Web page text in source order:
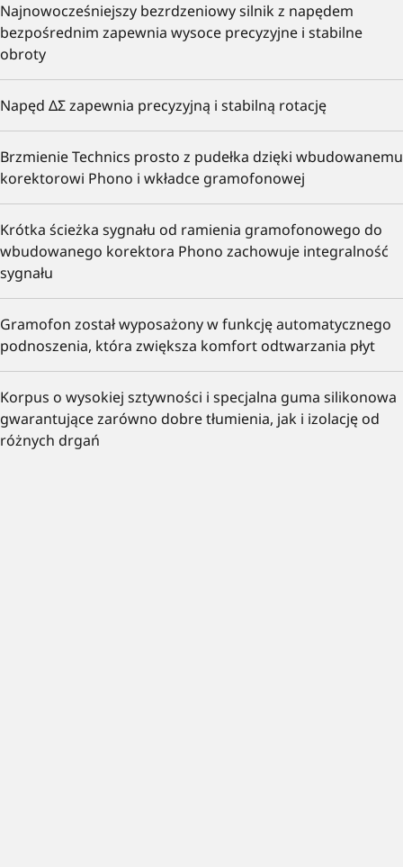
Najnowocześniejszy bezrdzeniowy silnik z napędem
bezpośrednim zapewnia wysoce precyzyjne i stabilne
obroty
Napęd ΔΣ zapewnia precyzyjną i stabilną rotację
Brzmienie Technics prosto z pudełka dzięki wbudowanemu
korektorowi Phono i wkładce gramofonowej
Krótka ścieżka sygnału od ramienia gramofonowego do
wbudowanego korektora Phono zachowuje integralność
sygnału
Gramofon został wyposażony w funkcję automatycznego
podnoszenia, która zwiększa komfort odtwarzania płyt
Korpus o wysokiej sztywności i specjalna guma silikonowa
gwarantujące zarówno dobre tłumienia, jak i izolację od
różnych drgań